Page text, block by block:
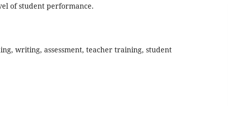
of student performance.
writing, assessment, teacher training, student